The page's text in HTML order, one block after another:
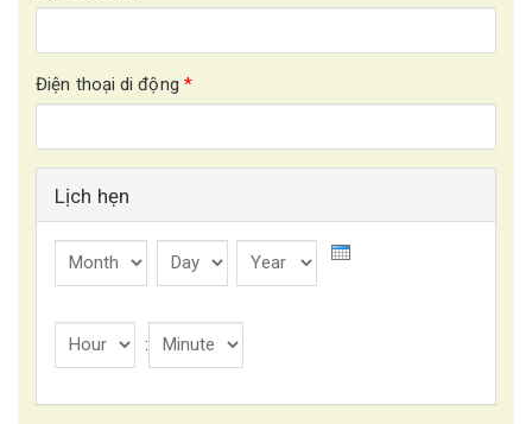
Điện thoại di động *
Lịch hẹn
hẹn
*
: